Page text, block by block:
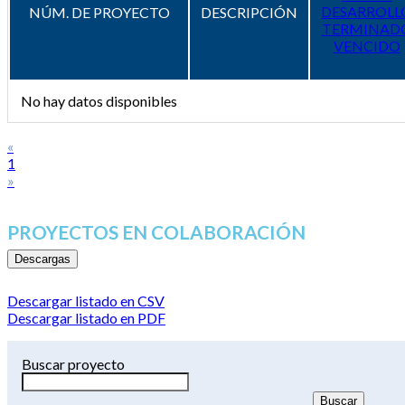
NÚM. DE PROYECTO DESCRIPCIÓN
VENCIDO
No hay datos disponibles
«
1
»
PROYECTOS EN COLABORACIÓN
Descargas
Descargar listado en CSV
Descargar listado en PDF
Buscar proyecto